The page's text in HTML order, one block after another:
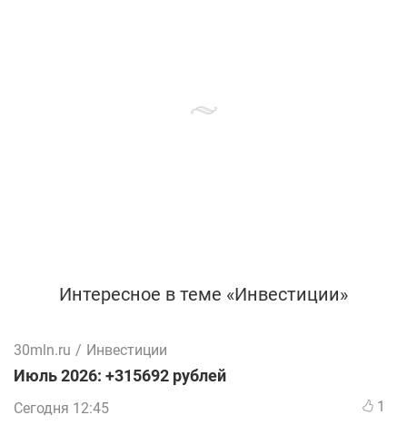
Интересное в теме «Инвестиции»
30mln.ru / Инвестиции
Июль 2026: +315692 рублей
Сегодня 12:45 1